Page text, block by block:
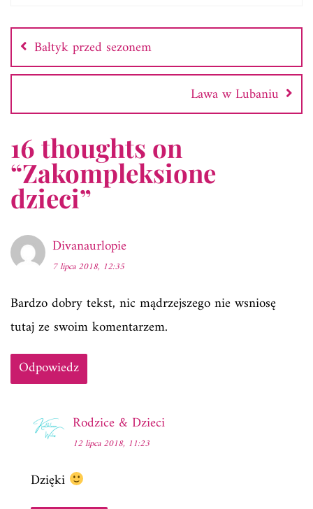
Nawigacja
wpisu
Bałtyk przed sezonem
Lawa w Lubaniu
16 thoughts on
“Zakompleksione
dzieci”
Divanaurlopie
7 lipca 2018, 12:35
Bardzo dobry tekst, nic mądrzejszego nie wsniosę
tutaj ze swoim komentarzem.
Odpowiedz
Rodzice & Dzieci
12 lipca 2018, 11:23
Dzięki